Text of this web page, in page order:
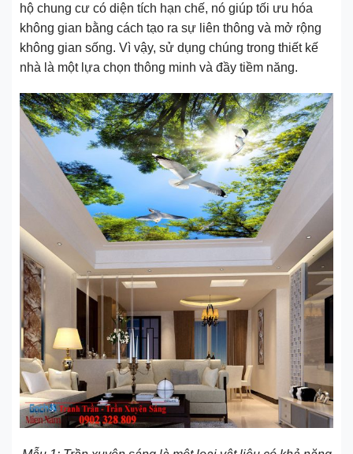
hộ chung cư có diện tích hạn chế, nó giúp tối ưu hóa
không gian bằng cách tạo ra sự liên thông và mở rộng
không gian sống. Vì vậy, sử dụng chúng trong thiết kế
nhà là một lựa chọn thông minh và đầy tiềm năng.